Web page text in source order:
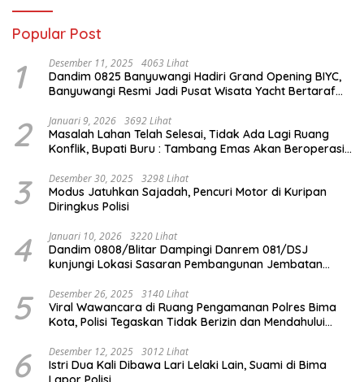
Popular Post
1 Desember 11, 2025 4063 Lihat
Dandim 0825 Banyuwangi Hadiri Grand Opening BIYC,
Banyuwangi Resmi Jadi Pusat Wisata Yacht Bertaraf
2 Januari 9, 2026 3692 Lihat
Masalah Lahan Telah Selesai, Tidak Ada Lagi Ruang
Konflik, Bupati Buru : Tambang Emas Akan Beroperasi
3 Desember 30, 2025 3298 Lihat
Modus Jatuhkan Sajadah, Pencuri Motor di Kuripan
Diringkus Polisi
4 Januari 10, 2026 3220 Lihat
Dandim 0808/Blitar Dampingi Danrem 081/DSJ
kunjungi Lokasi Sasaran Pembangunan Jembatan
5 Desember 26, 2025 3140 Lihat
Viral Wawancara di Ruang Pengamanan Polres Bima
Kota, Polisi Tegaskan Tidak Berizin dan Mendahului
6 Desember 12, 2025 3012 Lihat
Istri Dua Kali Dibawa Lari Lelaki Lain, Suami di Bima